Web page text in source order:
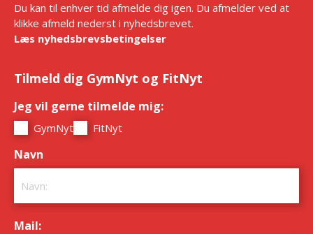
Du kan til enhver tid afmelde dig igen. Du afmelder ved at
klikke afmeld nederst i nyhedsbrevet.
Læs nyhedsbrevsbetingelser
Tilmeld dig GymNyt og FitNyt
Jeg vil gerne tilmelde mig:
GymNyt FitNyt
Navn
Mail: